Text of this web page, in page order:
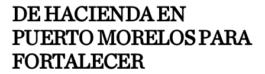
DE HACIENDA EN
PUERTO MORELOS PARA
FORTALECER